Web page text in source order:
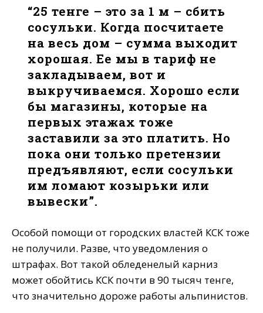
“25 тенге – это за 1 м – сбить
сосульки. Когда посчитаете
на весь дом – сумма выходит
хорошая. Ее мы в тариф не
закладываем, вот и
выкручиваемся. Хорошо если
бы магазины, которые на
первых этажах тоже
заставили за это платить. Но
пока они только претензии
предъявляют, если сосульки
им ломают козырьки или
вывески”.
Особой помощи от городских властей КСК тоже
не получили. Разве, что уведомления о
штрафах. Вот такой обледенелый карниз
может обойтись КСК почти в 90 тысяч тенге,
что значительно дороже работы альпинистов.